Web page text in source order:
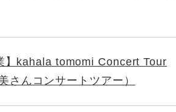
】kahala tomomi Concert Tour
んコンサートツアー）